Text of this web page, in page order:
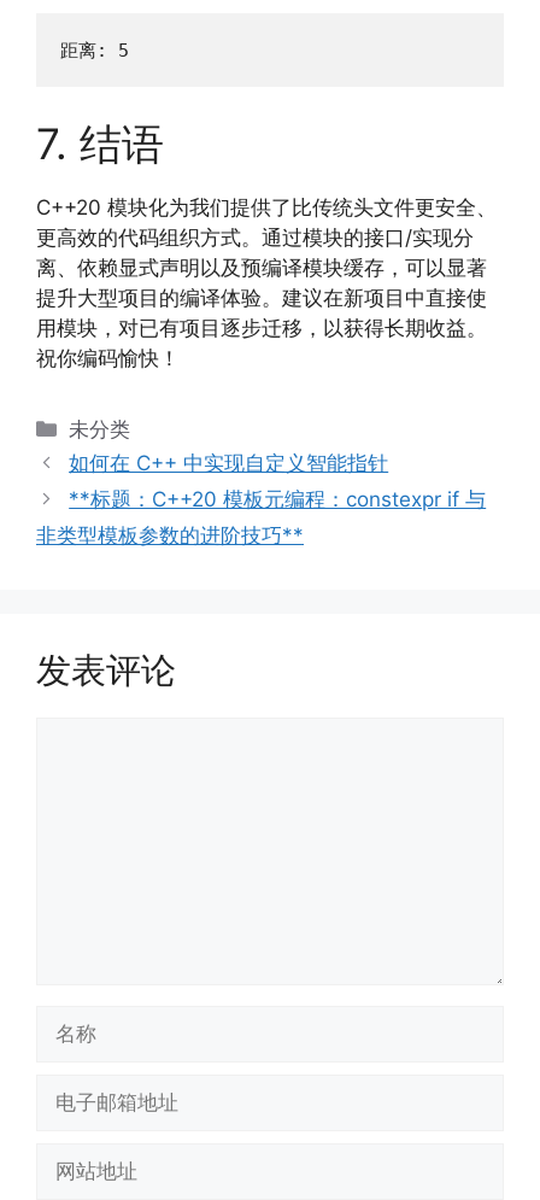
距离: 5
7. 结语
C++20 模块化为我们提供了比传统头文件更安全、
更高效的代码组织方式。通过模块的接口/实现分
离、依赖显式声明以及预编译模块缓存，可以显著
提升大型项目的编译体验。建议在新项目中直接使
用模块，对已有项目逐步迁移，以获得长期收益。
祝你编码愉快！
分
类
未分类
如何在 C++ 中实现自定义智能指针
**标题：C++20 模板元编程：constexpr if 与
非类型模板参数的进阶技巧**
发表评论